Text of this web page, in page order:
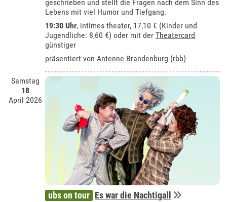
geschrieben und stellt die Fragen nach dem Sinn des
Lebens mit viel Humor und Tiefgang.
19:30 Uhr, intimes theater, 17,10 € (Kinder und
Jugendliche: 8,60 €) oder mit derTheatercard
günstiger
präsentiert vonAntenne Brandenburg (rbb)
Samstag
18
April 2026
ubs on tour Es war die Nachtigall